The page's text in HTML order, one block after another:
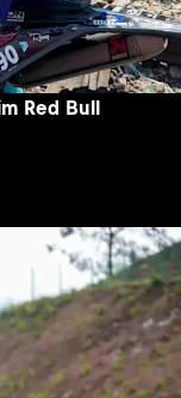
Red Bull